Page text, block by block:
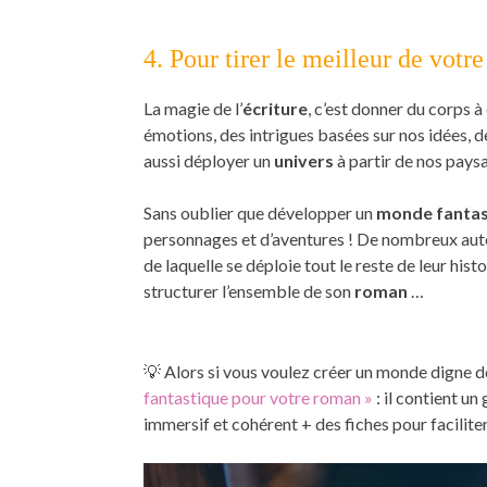
4. Pour tirer le meilleur de
La magie de l’écriture , c’est donner du corps
émotions, des intrigues basées sur nos idées,
aussi déployer un univers à partir de nos
Sans oublier que développer un monde
personnages et d’aventures ! De nombreux
de laquelle se déploie tout le reste de leur
structurer l’ensemble de son roman
💡 Alors si vous voulez créer un monde digne
fantastique pour votre roman » : il contient un
immersif et cohérent + des fiches pour